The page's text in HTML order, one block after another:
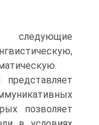
позволяет